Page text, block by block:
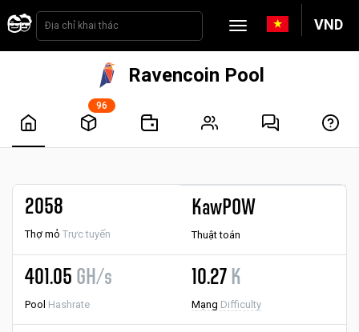
VND
Ravencoin Pool
96
2058
Thợ mỏ Trực tuyến
KawPOW
Thuật toán
401.05 GH/s
Pool Hashrate
10.27 K
Mạng Difficulty